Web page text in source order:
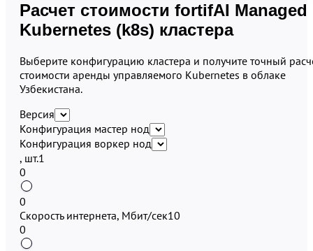
Расчет стоимости fortifAI Managed
Kubernetes (k8s) кластера
Выберите конфигурацию кластера и получите точный
стоимости аренды управляемого Kubernetes в облаке
Узбекистана.
Версия
Конфигурация мастер нод
Конфигурация воркер нод
, шт.1
0
0
Скорость интернета, Мбит/сек10
0